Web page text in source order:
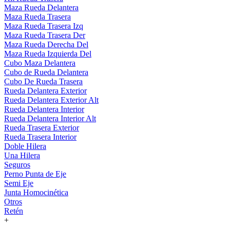
Maza Rueda Delantera
Maza Rueda Trasera
Maza Rueda Trasera Izq
Maza Rueda Trasera Der
Maza Rueda Derecha Del
Maza Rueda Izquierda Del
Cubo Maza Delantera
Cubo de Rueda Delantera
Cubo De Rueda Trasera
Rueda Delantera Exterior
Rueda Delantera Exterior Alt
Rueda Delantera Interior
Rueda Delantera Interior Alt
Rueda Trasera Exterior
Rueda Trasera Interior
Doble Hilera
Una Hilera
Seguros
Perno Punta de Eje
Semi Eje
Junta Homocinética
Otros
Retén
+